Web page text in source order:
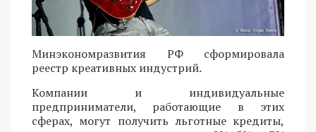
Минэкономразвития РФ сформировала
реестр креативных индустрий.
Компании и индивидуальные
предприниматели, работающие в этих
сферах, могут получить льготные кредиты,